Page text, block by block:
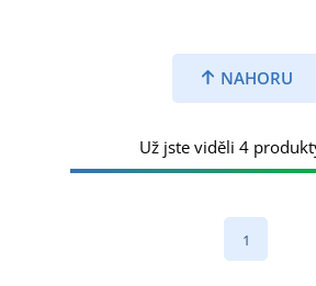
NAHORU
Už jste viděli 4
1